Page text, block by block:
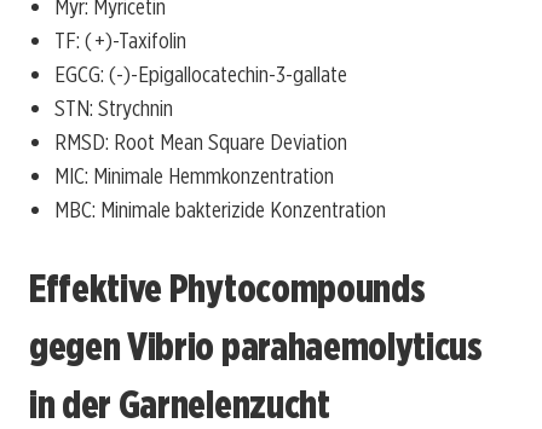
Myr: Myricetin
TF: ( +)-Taxifolin
EGCG: (-)-Epigallocatechin-3-gallate
STN: Strychnin
RMSD: Root Mean Square Deviation
MIC: Minimale Hemmkonzentration
MBC: Minimale bakterizide Konzentration
Effektive Phytocompounds
gegen Vibrio parahaemolyticus
in der Garnelenzucht